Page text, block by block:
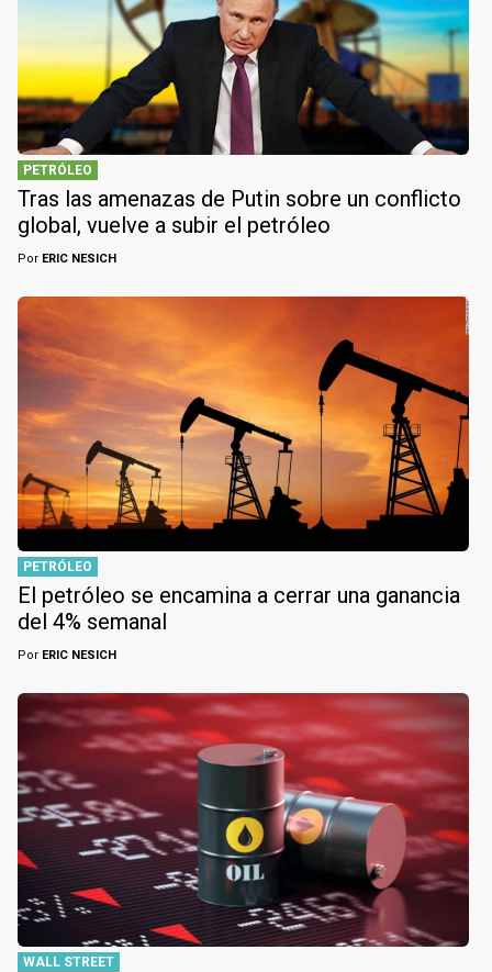
PETRÓLEO
Tras las amenazas de Putin sobre un conflicto
global, vuelve a subir el petróleo
Por ERIC NESICH
PETRÓLEO
El petróleo se encamina a cerrar una ganancia
del 4% semanal
Por ERIC NESICH
WALL STREET